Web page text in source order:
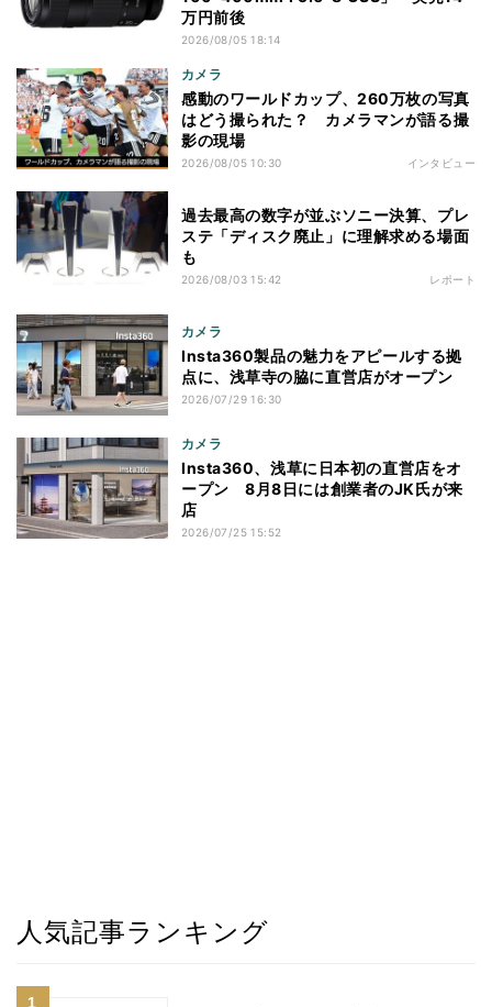
万円前後
2026/08/05 18:14
カメラ
感動のワールドカップ、260万枚の写真
はどう撮られた？ カメラマンが語る撮
影の現場
2026/08/05 10:30 インタビュー
過去最高の数字が並ぶソニー決算、プレ
ステ「ディスク廃止」に理解求める場面
も
2026/08/03 15:42 レポート
カメラ
Insta360製品の魅力をアピールする拠
点に、浅草寺の脇に直営店がオープン
2026/07/29 16:30
カメラ
Insta360、浅草に日本初の直営店をオ
ープン 8月8日には創業者のJK氏が来
店
2026/07/25 15:52
人気記事ランキング